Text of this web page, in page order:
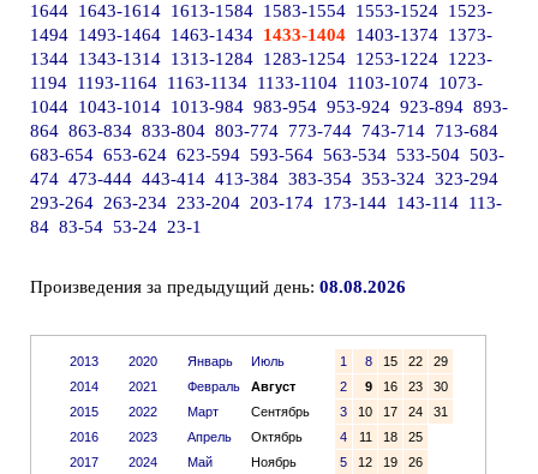
1644 1643-1614 1613-1584 1583-1554 1553-1524 1523-
1494 1493-1464 1463-1434 1433-1404 1403-1374 1373-
1344 1343-1314 1313-1284 1283-1254 1253-1224 1223-
1194 1193-1164 1163-1134 1133-1104 1103-1074 1073-
1044 1043-1014 1013-984 983-954 953-924 923-894 893-
864 863-834 833-804 803-774 773-744 743-714 713-684
683-654 653-624 623-594 593-564 563-534 533-504 503-
474 473-444 443-414 413-384 383-354 353-324 323-294
293-264 263-234 233-204 203-174 173-144 143-114 113-
84 83-54 53-24 23-1
Произведения за предыдущий день: 08.08.2026
2013
2014
2015
2016
2017
2020
2021
2022
2023
2024
Январь
Июль
Февраль
Август
Март
Сентябрь
Апрель
Октябрь
Май
Ноябрь
1 8 15 22
29
2
9 16 23
30
3
10 17 24
31
4
11 18
25
5
12 19
26